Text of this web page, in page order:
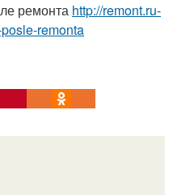
ремонта http://remont.ru-
remonta